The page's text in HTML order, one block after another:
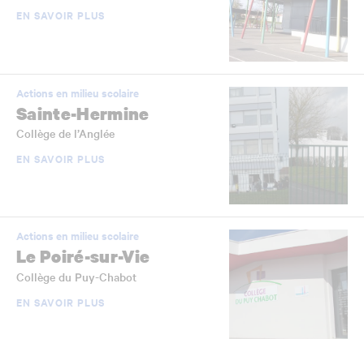
EN SAVOIR PLUS
Actions en milieu scolaire
Sainte-Hermine
Collège de l’Anglée
EN SAVOIR PLUS
Actions en milieu scolaire
Le Poiré-sur-Vie
Collège du Puy-Chabot
EN SAVOIR PLUS